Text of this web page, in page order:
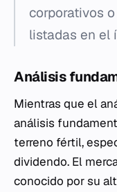
corporativos
listadas en el
Análisis
Mientras que el
análisis
terreno fértil,
dividendo. El
conocido por su